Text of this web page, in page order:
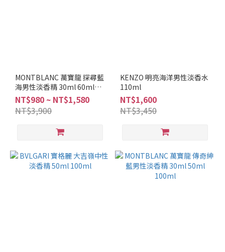
苔
調
(1)
清
東
MONTBLANC 萬寶龍 探尋藍
海男性淡香精 30ml 60ml
100ml
NT$980 ~ NT$1,580
NT$3,900
KENZO 明亮海洋男性淡香水
110ml
NT$1,600
NT$3,450